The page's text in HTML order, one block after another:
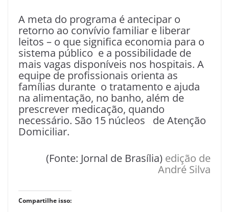
A meta do programa é antecipar o
retorno ao convívio familiar e liberar
leitos – o que significa economia para o
sistema público e a possibilidade de
mais vagas disponíveis nos hospitais. A
equipe de profissionais orienta as
famílias durante o tratamento e ajuda
na alimentação, no banho, além de
prescrever medicação, quando
necessário. São 15 núcleos de Atenção
Domiciliar.
(Fonte: Jornal de Brasília) edição de
André Silva
Compartilhe isso: